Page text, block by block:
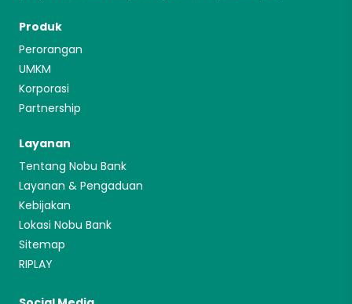
Produk
Perorangan
UMKM
Korporasi
Partnership
Layanan
Tentang Nobu Bank
Layanan & Pengaduan
Kebijakan
Lokasi Nobu Bank
Sitemap
RIPLAY